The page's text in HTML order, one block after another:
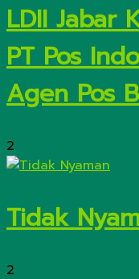
LDII Jabar
PT Pos
Agen Pos
2
Tidak
2